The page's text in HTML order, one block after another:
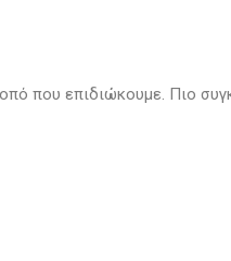
που επιδιώκουμε. Πιο